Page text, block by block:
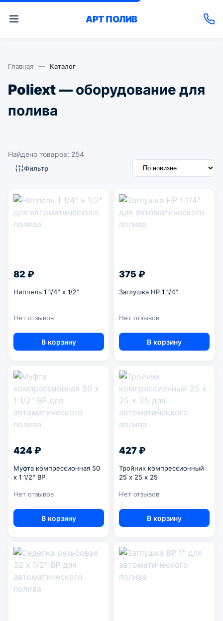
АРТ ПОЛИВ
Главная — Каталог
Poliext — оборудование для
полива
Найдено товаров: 254
Фильтр
82 ₽
Ниппель 1 1/4" x 1/2"
Нет отзывов
В корзину
375 ₽
Заглушка НР 1 1/4"
Нет отзывов
В корзину
424 ₽
Муфта компрессионная 50
x 1 1/2" ВР
Нет отзывов
В корзину
427 ₽
Тройник компрессионный
25 x 25 x 25
Нет отзывов
В корзину